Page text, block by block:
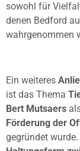
sowohl für
denen Bedford
wahrgenommen
Ein weiteres
ist das Thema
Bert Mutsaers
Förderung der
gegründet